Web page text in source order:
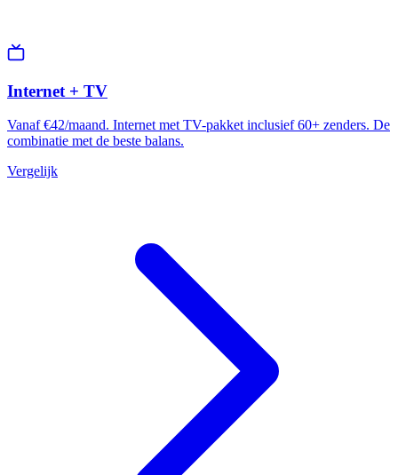
Internet + TV
Vanaf €42/maand. Internet met TV-pakket inclusief 60+ zenders. De
combinatie met de beste balans.
Vergelijk